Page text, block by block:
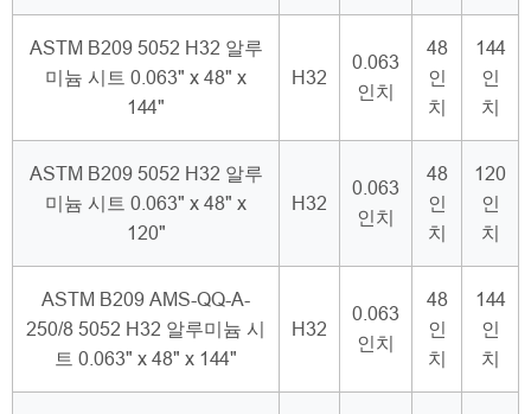
ASTM B209 5052 H32 알루
미늄 시트 0.063" x 48" x
144"
H32
0.063
인치
48
인
치
144
인
치
ASTM B209 5052 H32 알루
미늄 시트 0.063" x 48" x
120"
H32
0.063
인치
48
인
치
120
인
치
ASTM B209 AMS-QQ-A-
250/8 5052 H32 알루미늄 시
트 0.063" x 48" x 144"
H32
0.063
인치
48
인
치
144
인
치